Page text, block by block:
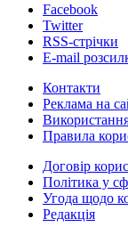
Facebook
Twitter
RSS-стрічки
E-mail
Контакти
Реклама на
Правила
Договір
Політика у
Угода щодо
Редакція